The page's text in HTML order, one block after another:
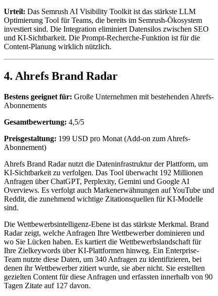
Urteil: Das Semrush AI Visibility Toolkit ist das stärkste LLM
Optimierung Tool für Teams, die bereits im Semrush-Ökosystem
investiert sind. Die Integration eliminiert Datensilos zwischen SEO
und KI-Sichtbarkeit. Die Prompt-Recherche-Funktion ist für die
Content-Planung wirklich nützlich.
4. Ahrefs Brand Radar
Bestens geeignet für: Große Unternehmen mit bestehenden Ahrefs-
Abonnements
Gesamtbewertung: 4,5/5
Preisgestaltung: 199 USD pro Monat (Add-on zum Ahrefs-
Abonnement)
Ahrefs Brand Radar nutzt die Dateninfrastruktur der Plattform, um
KI-Sichtbarkeit zu verfolgen. Das Tool überwacht 192 Millionen
Anfragen über ChatGPT, Perplexity, Gemini und Google AI
Overviews. Es verfolgt auch Markenerwähnungen auf YouTube und
Reddit, die zunehmend wichtige Zitationsquellen für KI-Modelle
sind.
Die Wettbewerbsintelligenz-Ebene ist das stärkste Merkmal. Brand
Radar zeigt, welche Anfragen Ihre Wettbewerber dominieren und
wo Sie Lücken haben. Es kartiert die Wettbewerbslandschaft für
Ihre Zielkeywords über KI-Plattformen hinweg. Ein Enterprise-
Team nutzte diese Daten, um 340 Anfragen zu identifizieren, bei
denen ihr Wettbewerber zitiert wurde, sie aber nicht. Sie erstellten
gezielten Content für diese Anfragen und erfassten innerhalb von 90
Tagen Zitate auf 127 davon.